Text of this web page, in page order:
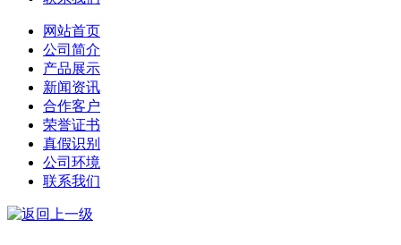
网站首页
公司简介
产品展示
新闻资讯
合作客户
荣誉证书
真假识别
公司环境
联系我们